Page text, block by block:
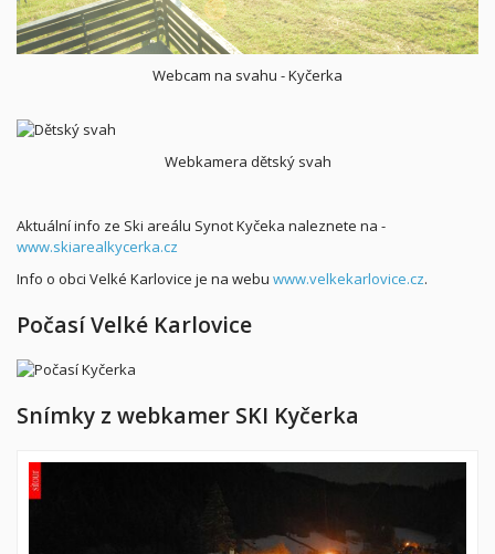
Webcam na svahu - Kyčerka
Webkamera dětský svah
Aktuální info ze Ski areálu Synot Kyčeka naleznete na -
www.skiarealkycerka.cz
Info o obci Velké Karlovice je na webu www.velkekarlovice.cz.
Počasí Velké Karlovice
Snímky z webkamer SKI Kyčerka